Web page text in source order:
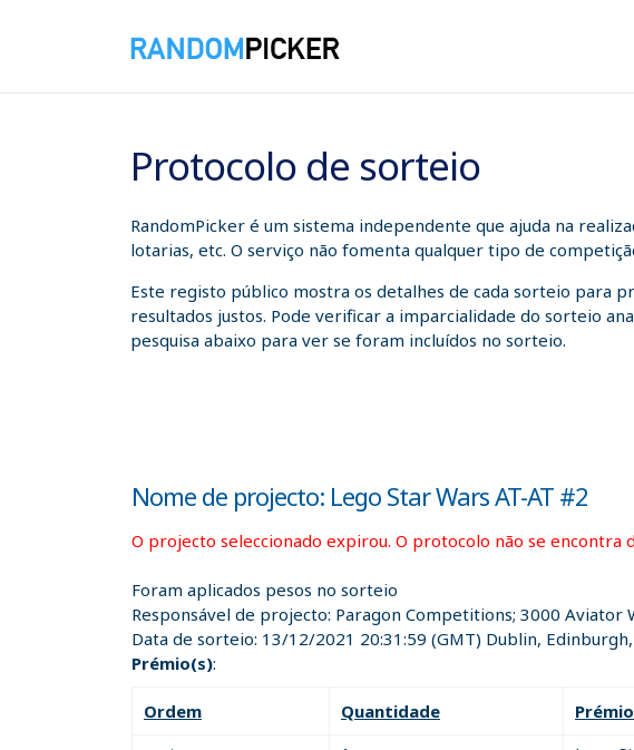
Protocolo de sorteio
RandomPicker é um sistema independente que ajuda na
lotarias, etc. O serviço não fomenta qualquer tipo de
Este registo público mostra os detalhes de cada sorteio para
resultados justos. Pode verificar a imparcialidade do sorteio
pesquisa abaixo para ver se foram incluídos no sorteio.
Nome de projecto: Lego Star Wars AT-AT #2
O projecto seleccionado expirou. O protocolo não se encontra
Foram aplicados pesos no sorteio
Responsável de projecto: Paragon Competitions; 3000 Aviator
Data de sorteio: 13/12/2021 20:31:59 (GMT) Dublin,
Prémio(s):
Ordem Quantidade Prémio